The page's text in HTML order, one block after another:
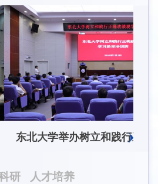
东北大学举办树立和践行正确政绩观学习教育培训班
研 人才培养